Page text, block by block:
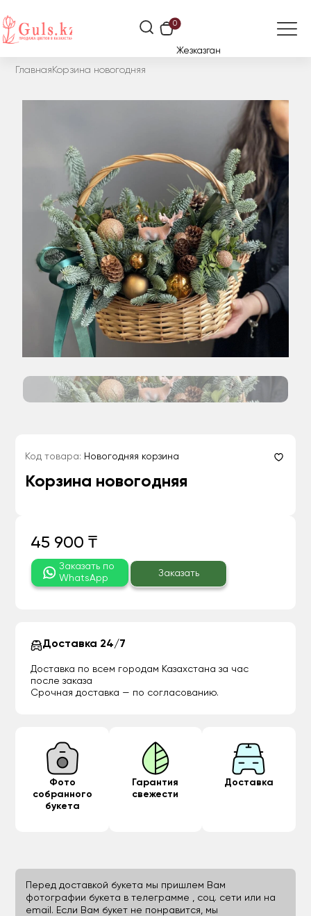
0
Жезказган
Главная Корзина новогодняя
Код товара: Новогодняя корзина
Корзина новогодняя
45 900 ₸
Заказать по
WhatsApp
Заказать
Доставка 24/7
Доставка по всем городам Казахстана за час
после заказа
Срочная доставка — по согласованию.
Фото
собранного
букета
Гарантия
свежести
Доставка
Перед доставкой букета мы пришлем Вам
фотографии букета в телеграмме , соц. сети или на
email. Если Вам букет не понравится, мы